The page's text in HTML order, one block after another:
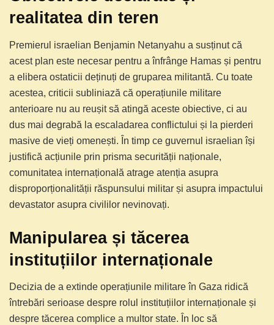
realitatea din teren
Premierul israelian Benjamin Netanyahu a susținut că
acest plan este necesar pentru a înfrânge Hamas și pentru
a elibera ostaticii deținuți de gruparea militantă. Cu toate
acestea, criticii subliniază că operațiunile militare
anterioare nu au reușit să atingă aceste obiective, ci au
dus mai degrabă la escaladarea conflictului și la pierderi
masive de vieți omenești. În timp ce guvernul israelian își
justifică acțiunile prin prisma securității naționale,
comunitatea internațională atrage atenția asupra
disproporționalității răspunsului militar și asupra impactului
devastator asupra civililor nevinovați.
Manipularea și tăcerea
instituțiilor internaționale
Decizia de a extinde operațiunile militare în Gaza ridică
întrebări serioase despre rolul instituțiilor internaționale și
despre tăcerea complice a multor state. În loc să